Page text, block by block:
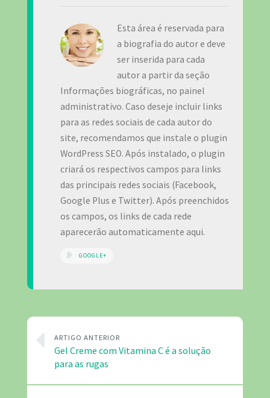
Esta área é reservada para
a biografia do autor e deve
ser inserida para cada
autor a partir da seção
Informações biográficas, no painel
administrativo. Caso deseje incluir links
para as redes sociais de cada autor do
site, recomendamos que instale o plugin
WordPress SEO. Após instalado, o plugin
criará os respectivos campos para links
das principais redes sociais (Facebook,
Google Plus e Twitter). Após preenchidos
os campos, os links de cada rede
aparecerão automaticamente aqui.
GOOGLE+
ARTIGO ANTERIOR
Gel Creme com Vitamina C é a solução
para as rugas